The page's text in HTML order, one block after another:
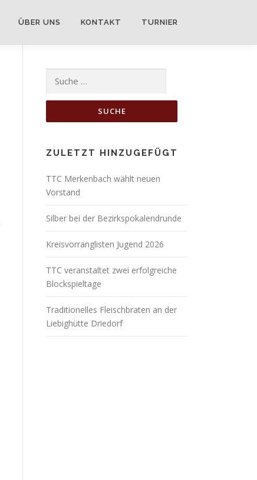
ÜBER UNS KONTAKT TURNIER
Suche nach:
ZULETZT HINZUGEFÜGT
TTC Merkenbach wählt neuen
Vorstand
Silber bei der Bezirkspokalendrunde
Kreisvorranglisten Jugend 2026
TTC veranstaltet zwei erfolgreiche
Blockspieltage
Traditionelles Fleischbraten an der
Liebighütte Driedorf